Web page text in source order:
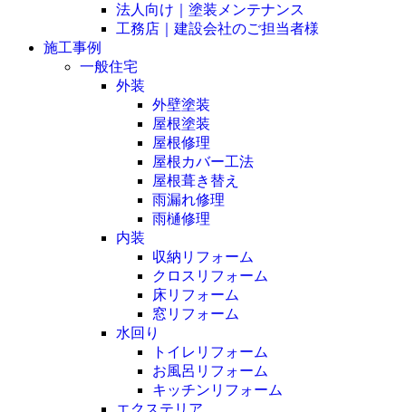
法人向け｜塗装メンテナンス
工務店｜建設会社のご担当者様
施工事例
一般住宅
外装
外壁塗装
屋根塗装
屋根修理
屋根カバー工法
屋根葺き替え
雨漏れ修理
雨樋修理
内装
収納リフォーム
クロスリフォーム
床リフォーム
窓リフォーム
水回り
トイレリフォーム
お風呂リフォーム
キッチンリフォーム
エクステリア